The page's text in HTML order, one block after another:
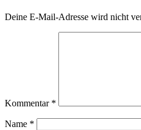
Deine E-Mail-Adresse wird nicht
Kommentar *
Name *